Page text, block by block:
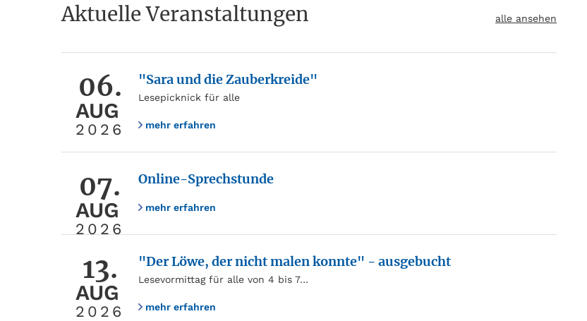
Aktuelle Veranstaltungen alle ansehen
06.
AUG
2026
"Sara und die Zauberkreide"
Lesepicknick für alle
mehr erfahren
07.
AUG
2026
Online-Sprechstunde
mehr erfahren
13.
AUG
2026
"Der Löwe, der nicht malen konnte" - ausgebucht
Lesevormittag für alle von 4 bis 7…
mehr erfahren